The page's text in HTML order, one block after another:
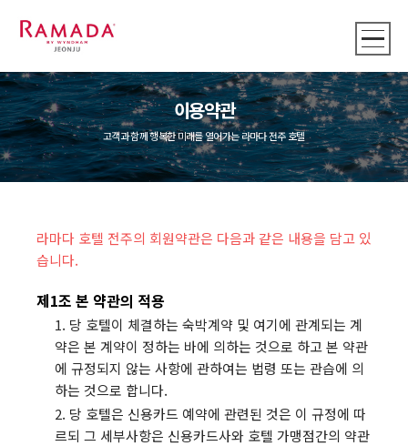
이용약관
고객과 함께 행복한 미래를 열어가는 라마다 전주 호텔
라마다 호텔 전주의 회원약관은 다음과 같은 내용을 담고 있
습니다.
제1조 본 약관의 적용
1. 당 호텔이 체결하는 숙박계약 및 여기에 관계되는 계
약은 본 계약이 정하는 바에 의하는 것으로 하고 본 약관
에 규정되지 않는 사항에 관하여는 법령 또는 관습에 의
하는 것으로 합니다.
2. 당 호텔은 신용카드 예약에 관련된 것은 이 규정에 따
르되 그 세부사항은 신용카드사와 호텔 가맹점간의 약관